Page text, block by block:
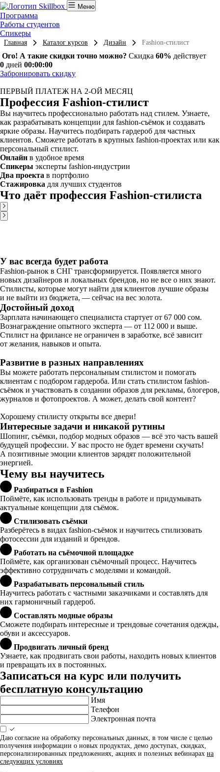
Меню
Программа
Работы студентов
Спикеры
Главная Каталог курсов Дизайн Fashion-стилист
Ого! А такие скидки точно можно? Скидка 60% действует
0 дней 00:00:00
Забронировать скидку
ПЕРВЫЙ ПЛАТЕЖ НА 2-ОЙ МЕСЯЦ
Профессия Fashion-стилист
Вы научитесь профессионально работать над стилем. Узнаете,
как разрабатывать концепции для fashion-съёмок и создавать
яркие образы. Научитесь подбирать гардероб для частных
клиентов. Сможете работать в крупных fashion-проектах или как
персональный стилист.
Онлайн в удобное время
Спикеры эксперты fashion-индустрии
Два проекта в портфолио
Стажировка для лучших студентов
Что даёт профессия Fashion-стилиста
У вас всегда будет работа
Fashion-рынок в СНГ трансформируется. Появляется много
новых дизайнеров и локальных брендов, но не все о них знают.
Стилисты, которые могут найти для клиентов лучшие образы
и не выйти из бюджета, — сейчас на вес золота.
Достойный доход
Зарплата начинающего специалиста стартует от 67 000 сом.
Вознаграждение опытного эксперта — от 112 000 и выше.
Стилист на фрилансе не ограничен в заработке, всё зависит
от желания, навыков и опыта.
Развитие в разных направлениях
Вы можете работать персональным стилистом и помогать
клиентам с подбором гардероба. Или стать стилистом fashion-
съёмок и участвовать в создании образов для рекламы, блогеров,
журналов и фотопроектов. А может, делать свой контент?
Хорошему стилисту открыты все двери!
Интересные задачи и никакой рутины
Шопинг, съёмки, подбор модных образов — всё это часть вашей
будущей профессии. У вас просто не будет времени скучать!
А позитивные эмоции клиентов зарядят положительной
энергией.
Чему вы научитесь
Разбираться в Fashion
Поймёте, как использовать тренды в работе и придумывать
актуальные концепции для съёмок.
Стилизовать съёмки
Разберётесь в видах fashion-съёмок и научитесь стилизовать
фотосессии для изданий и брендов.
Работать на съёмочной площадке
Поймёте, как организован съёмочный процесс. Научитесь
эффективно сотрудничать с моделями и командой.
Разрабатывать персональный стиль
Научитесь работать с частными заказчиками и составлять для
них гармоничный гардероб.
Составлять модные образы
Сможете подбирать интересные и трендовые сочетания одежды,
обуви и аксессуаров.
Продвигать личный бренд
Узнаете, как продвигать свои работы, находить новых клиентов
и превращать их в постоянных.
Записаться на курс или получить
бесплатную консультацию
Имя
Телефон
Электронная почта
Даю согласие на обработку персональных данных, в том числе с целью
получения информации о новых продуктах, демо доступах, скидках,
персонализированных предложениях, акциях и полезных вебинарах на
следующих условиях